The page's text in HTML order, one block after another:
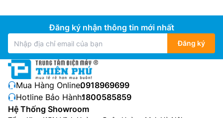
Đăng ký nhận thông tin mới nhất
Đăng ký
Mua Hàng Online:0918969699
Hotline Bảo Hành:1800585859
Hệ Thống Showroom